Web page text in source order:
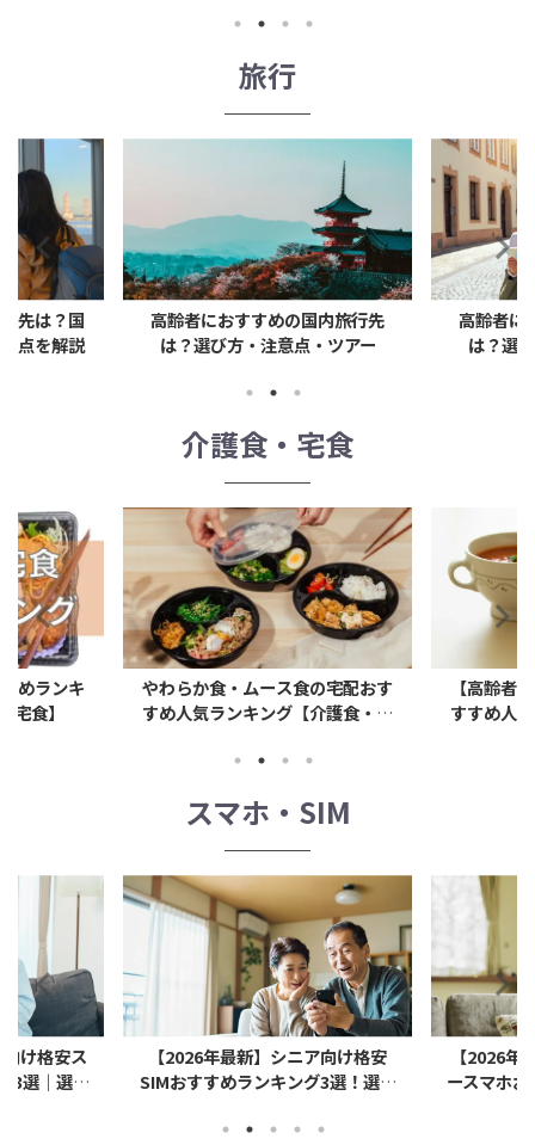
旅行
高齢者におすすめの国内旅行先
は？選び方・注意点・ツアー
高齢者におすす
は？選び方・注
介護食・宅食
めランキ
宅食】
やわらか食・ムース食の宅配おす
すめ人気ランキング【介護食・高
【高齢者
すすめ人
スマホ・SIM
け格安ス
3選｜選び
【2026年最新】シニア向け格安
SIMおすすめランキング3選！選び
【2026年
ースマホ